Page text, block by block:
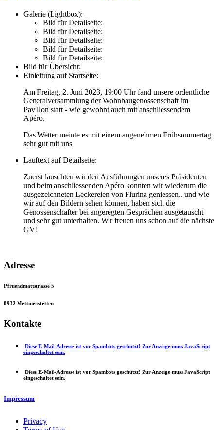
Galerie (Lightbox):
Bild für Detailseite:
Bild für Detailseite:
Bild für Detailseite:
Bild für Detailseite:
Bild für Detailseite:
Bild für Übersicht:
Einleitung auf Startseite:
Am Freitag, 2. Juni 2023, 19:00 Uhr fand unsere ordentliche
Generalversammlung der Wohnbaugenossenschaft im
Pavillon statt - wie gewohnt auch mit anschliessendem
Apéro.
Das Wetter meinte es mit einem angenehmen Frühsommertag
sehr gut mit uns.
Lauftext auf Detailseite:
Zuerst lauschten wir den Ausführungen unseres Präsidenten
und beim anschliessenden Apéro konnten wir wiederum die
ausgezeichneten Leckereien von Flurina geniessen.. und wie
wir auf den Bildern sehen können, haben sich die
Genossenschafter bei angeregten Gesprächen ausgetauscht
und sehr gut unterhalten. Wir freuen uns schon auf die nächste
GV!
Adresse
Pfruendmattstrasse 5
8932 Mettmenstetten
Kontakte
Diese E-Mail-Adresse ist vor Spambots geschützt! Zur Anzeige muss JavaScript
eingeschaltet sein.
Diese E-Mail-Adresse ist vor Spambots geschützt! Zur Anzeige muss JavaScript
eingeschaltet sein.
Impressum
Privacy